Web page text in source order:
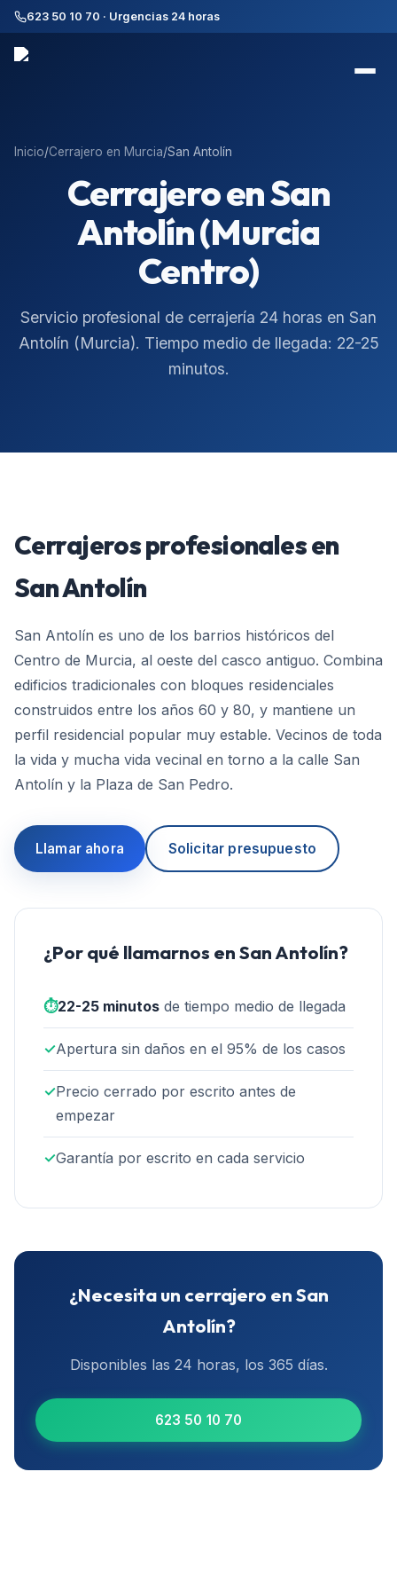
623 50 10 70 · Urgencias 24 horas
Inicio/Cerrajero en Murcia/San Antolín
Cerrajero enSan
Antolín (Murcia
Centro)
Servicio profesional de cerrajería 24 horas en San
Antolín (Murcia). Tiempo medio de llegada: 22-25
minutos.
Cerrajeros profesionales en
San Antolín
San Antolín es uno de los barrios históricos del
Centro de Murcia, al oeste del casco antiguo. Combina
edificios tradicionales con bloques residenciales
construidos entre los años 60 y 80, y mantiene un
perfil residencial popular muy estable. Vecinos de toda
la vida y mucha vida vecinal en torno a la calle San
Antolín y la Plaza de San Pedro.
Llamar ahora Solicitar presupuesto
¿Por qué llamarnos enSan Antolín?
⏱️22-25 minutos de tiempo medio de llegada
✓Apertura sin daños en el 95% de los casos
✓Precio cerrado por escrito antes de
empezar
✓Garantía por escrito en cada servicio
¿Necesita un cerrajero enSan
Antolín?
Disponibles las 24 horas, los 365 días.
623 50 10 70